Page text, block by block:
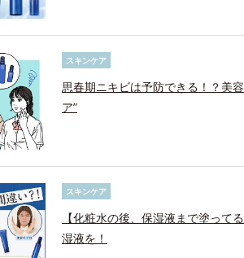
スキンケア
思春期ニキビは予防できる！？美
ア”
スキンケア
【化粧水の後、保湿液まで塗って
湿液を！